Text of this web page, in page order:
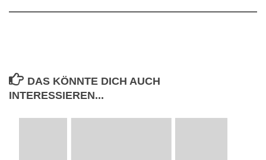
DAS KÖNNTE DICH AUCH
INTERESSIEREN...